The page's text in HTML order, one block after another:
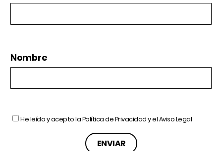
Nombre
He leído y acepto laPolítica de Privacidady elAviso Legal